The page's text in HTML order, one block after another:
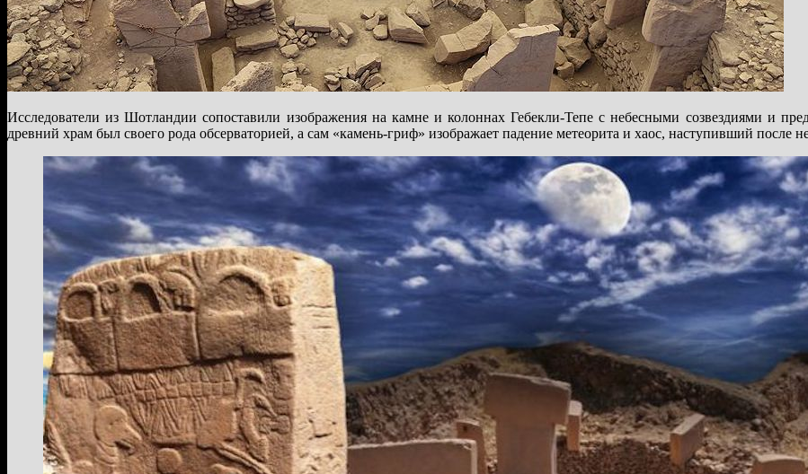
Исследователи из Шотландии сопоставили изображения на камне и колоннах Гебекли-Тепе с небесными созвездиями и
древний храм был своего рода обсерваторией, а сам «камень-гриф» изображает падение метеорита и хаос, наступивший после